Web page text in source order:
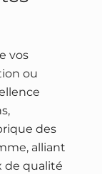
vos
ou
des
alliant
de qualité